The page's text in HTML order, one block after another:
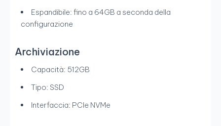
Espandibile: fino a 64GB a seconda della
configurazione
Archiviazione
Capacità: 512GB
Tipo: SSD
Interfaccia: PCIe NVMe